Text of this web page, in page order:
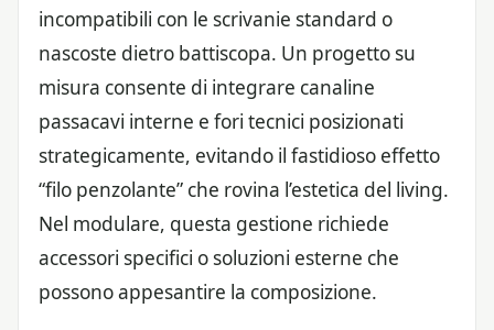
incompatibili con le scrivanie standard o
nascoste dietro battiscopa. Un progetto su
misura consente di integrare canaline
passacavi interne e fori tecnici posizionati
strategicamente, evitando il fastidioso effetto
“filo penzolante” che rovina l’estetica del living.
Nel modulare, questa gestione richiede
accessori specifici o soluzioni esterne che
possono appesantire la composizione.